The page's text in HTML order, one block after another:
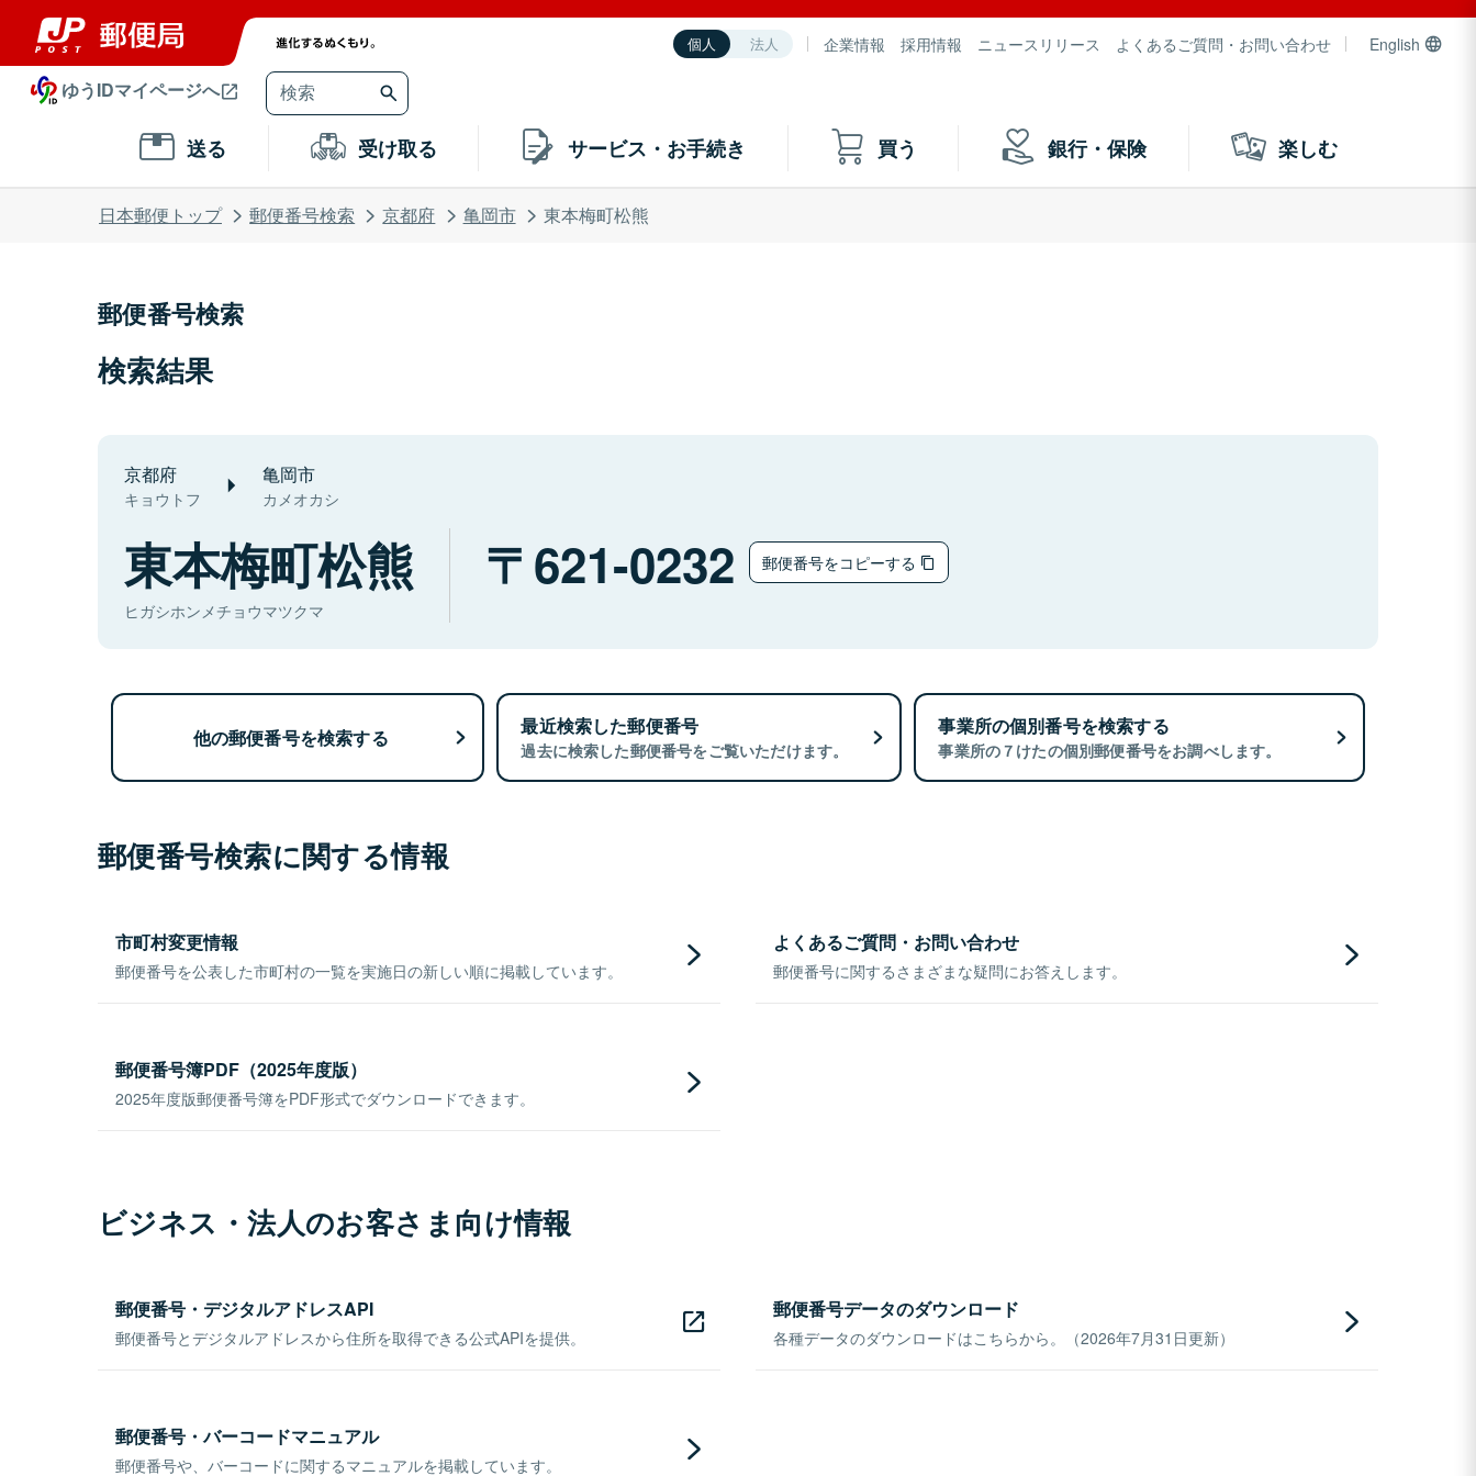
個人 法人 企業情報 採用情報 ニュースリリース よくあるご質問・お問い合わせ English
ゆうIDマイページへ
送る 受け取る サービス・お手続き 買う 銀行・保険 楽しむ
日本郵便トップ 郵便番号検索 京都府 亀岡市 東本梅町松熊
郵便番号検索
検索結果
京都府
キョウトフ
亀岡市
カメオカシ
東本梅町松熊
ヒガシホンメチョウマツクマ
621-0232 郵便番号をコピーする
他の郵便番号を検索する 最近検索した郵便番号
過去に検索した郵便番号をご覧いただけます。
事業所の個別番号を検索する
事業所の７けたの個別郵便番号をお調べします。
郵便番号検索に関する情報
市町村変更情報
郵便番号を公表した市町村の一覧を実施日の新しい順に掲載しています。
よくあるご質問・お問い合わせ
郵便番号に関するさまざまな疑問にお答えします。
郵便番号簿PDF（2025年度版）
2025年度版郵便番号簿をPDF形式でダウンロードできます。
ビジネス・法人のお客さま向け情報
郵便番号・デジタルアドレスAPI
郵便番号とデジタルアドレスから住所を取得できる公式APIを提供。
郵便番号データのダウンロード
各種データのダウンロードはこちらから。（2026年7月31日更新）
郵便番号・バーコードマニュアル
郵便番号や、バーコードに関するマニュアルを掲載しています。